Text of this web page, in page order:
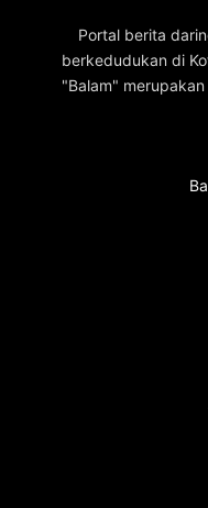
Portal berita
berkedudukan di
"Balam"